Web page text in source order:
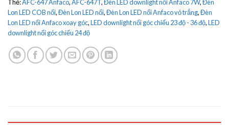
Thẻ:AFC-647 Anfaco,AFC-647T,Đèn LED downlight nổi Anfaco 7W,Đèn
Lon LED COB nổi,Đèn Lon LED nổi,Đèn Lon LED nổi Anfaco vỏ trắng,Đèn
Lon LED nổi Anfaco xoay góc,LED downlight nổi góc chiếu 23 độ - 36 độ,LED
downlight nổi góc chiếu 24 độ